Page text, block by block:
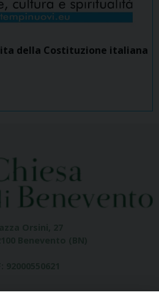
della Costituzione italiana